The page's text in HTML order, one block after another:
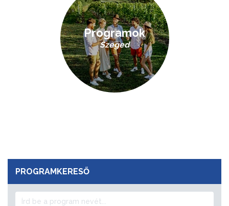
Programok
Szeged
PROGRAMKERESŐ